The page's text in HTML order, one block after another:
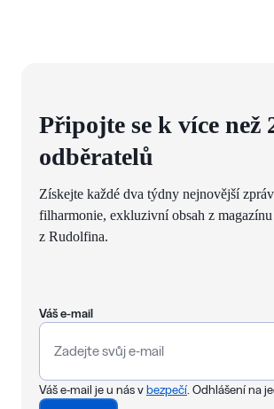
Připojte se k více než
odběratelů
Získejte každé dva týdny nejnovější
filharmonie, exkluzivní obsah z
z Rudolfina.
Váš e-mail
Váš e-mail je u nás vbezpečí . Odhlášení na